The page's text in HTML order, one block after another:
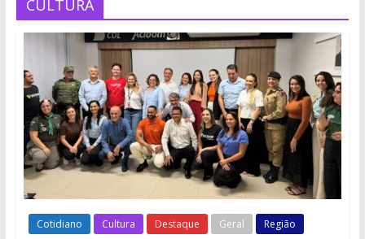
CULTURA
Cotidiano Cultura Destaque Geral Região